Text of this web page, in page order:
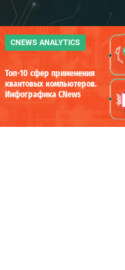
CNEWS ANALYTICS
Топ-10 сфер применения
квантовых компьютеров.
Инфографика CNews